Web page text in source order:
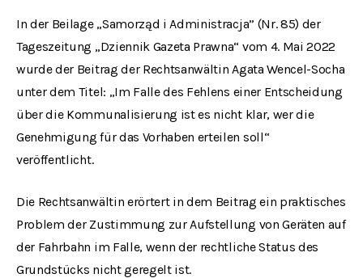
In der Beilage „Samorząd i Administracja” (Nr. 85) der
Tageszeitung „Dziennik Gazeta Prawna“ vom 4. Mai 2022
wurde der Beitrag der Rechtsanwältin Agata Wencel-Socha
unter dem Titel: „Im Falle des Fehlens einer Entscheidung
über die Kommunalisierung ist es nicht klar, wer die
Genehmigung für das Vorhaben erteilen soll“
veröffentlicht.
Die Rechtsanwältin erörtert in dem Beitrag ein praktisches
Problem der Zustimmung zur Aufstellung von Geräten auf
der Fahrbahn im Falle, wenn der rechtliche Status des
Grundstücks nicht geregelt ist.